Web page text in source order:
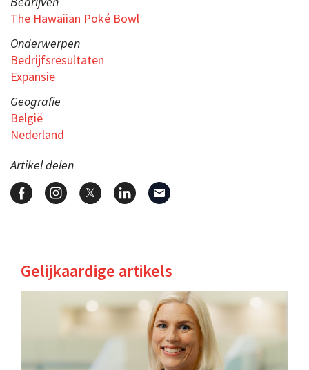
The Hawaiian Poké Bowl
Onderwerpen
Bedrijfsresultaten
Expansie
Geografie
België
Nederland
Artikel delen
Gelijkaardige artikels